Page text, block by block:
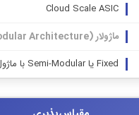
Cloud Scale ASIC
ماژولار (Modular Architecture)
Fixed یا Semi-Modular با ماژول‌های محدود